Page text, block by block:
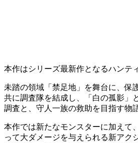
本作はシリーズ最新作となるハンテ
未踏の領域 「禁足地」
を舞台に、保
共に調査隊を結成し、
「白の孤影」
調査と、 守人一族の救助を目指す物
本作では新たなモンスターに加えて
って大ダメージを与えられる新アク